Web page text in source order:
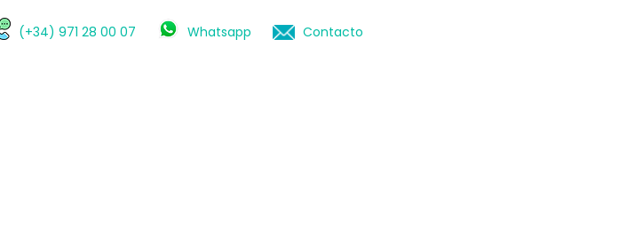
(+34) 971 28 00 07 Whatsapp Contacto